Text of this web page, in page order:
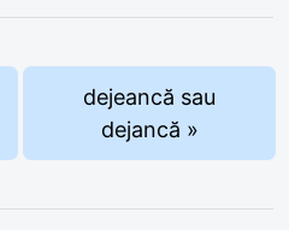
dejeancă sau
dejancă »